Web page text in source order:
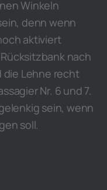
Winkeln
denn wenn
aktiviert
nach
Lehne recht
Nr. 6 und 7.
sein, wenn
soll.